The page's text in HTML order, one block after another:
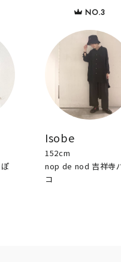
Isobe
152cm
nop de nod 吉祥寺
コ